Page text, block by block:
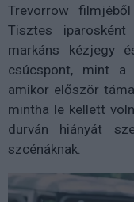
Trevorrow
Tisztes
markáns kézjegy
csúcspont, mint
amikor először
mintha le kellett
durván hiányát
szcénáknak.